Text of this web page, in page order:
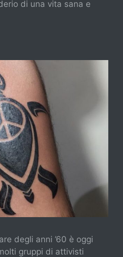
di una vita sana e
degli anni ’60 è oggi
gruppi di attivisti